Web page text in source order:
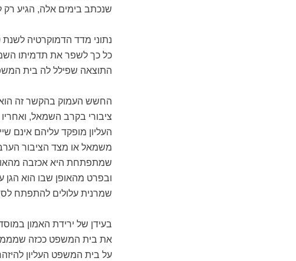
שנכתב בימים אלה, הגיע רק
כל כך לשפר את תדמיתו
התוצאה שפילל לה בית
החשש העמוק בהקשר זה
ציבורי בקרב השמאל,
העליון מופקד עליהם אינם
משמאל או מצד הציבור
שמתפתחת היא אכזבה
ובפרט מהאופן שבו הוא הגן
שמרנית עלולים להתפתח
בעידן של ירידת האמון
את בית המשפט ככזה שמממש
על בית המשפט העליון